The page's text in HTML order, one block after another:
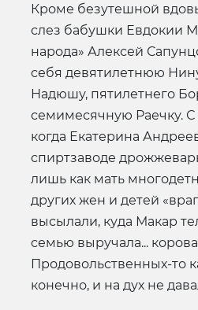
Кроме безутешной
слез бабушки Евдокии
народа» Алексей
себя девятилетнюю
Надюшу, пятилетнего
семимесячную Раечку.
когда Екатерина
спиртзаводе
лишь как мать
других жен и детей
высылали, куда Макар
семью выручала...
Продовольственных-то
конечно, и на дух не